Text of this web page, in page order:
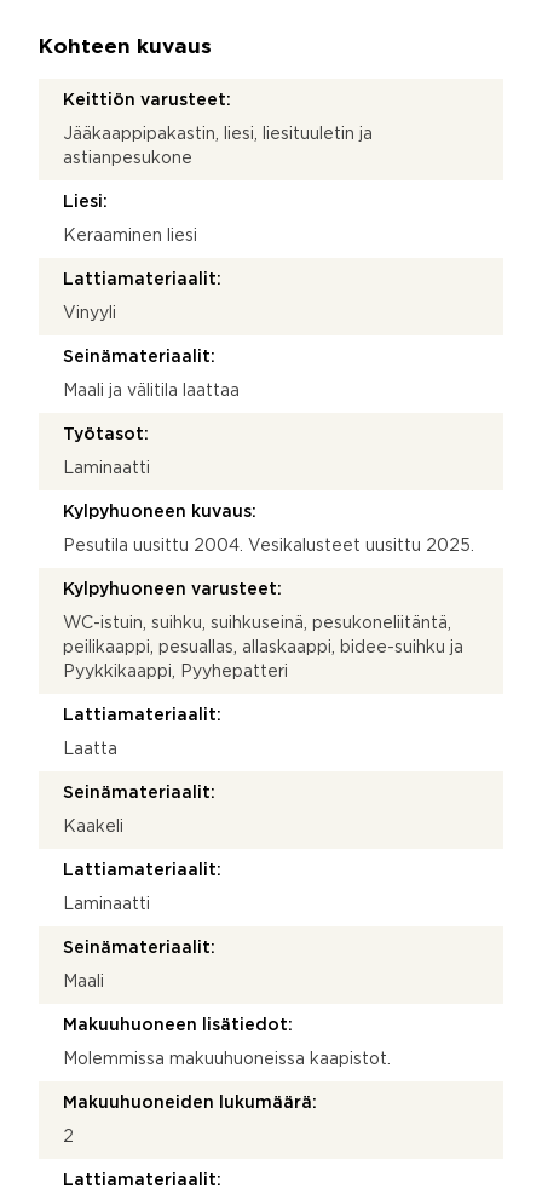
Kohteen kuvaus
Keittiön varusteet:
Jääkaappipakastin, liesi, liesituuletin ja
astianpesukone
Liesi:
Keraaminen liesi
Lattiamateriaalit:
Vinyyli
Seinämateriaalit:
Maali ja välitila laattaa
Työtasot:
Laminaatti
Kylpyhuoneen kuvaus:
Pesutila uusittu 2004. Vesikalusteet uusittu 2025.
Kylpyhuoneen varusteet:
WC-istuin, suihku, suihkuseinä, pesukoneliitäntä,
peilikaappi, pesuallas, allaskaappi, bidee-suihku ja
Pyykkikaappi, Pyyhepatteri
Lattiamateriaalit:
Laatta
Seinämateriaalit:
Kaakeli
Lattiamateriaalit:
Laminaatti
Seinämateriaalit:
Maali
Makuuhuoneen lisätiedot:
Molemmissa makuuhuoneissa kaapistot.
Makuuhuoneiden lukumäärä:
2
Lattiamateriaalit: